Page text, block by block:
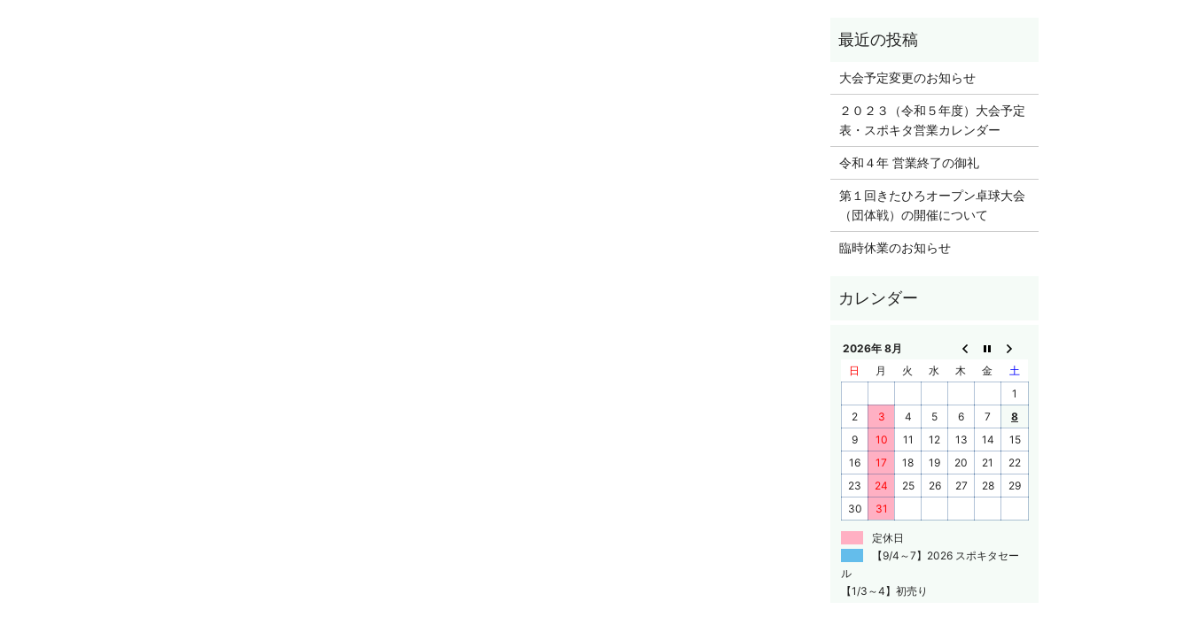
大会予定変更のお知らせ
２０２３（令和５年度）大会予定
表・スポキタ営業カレンダー
令和４年 営業終了の御礼
第１回きたひろオープン卓球大会
（団体戦）の開催について
臨時休業のお知らせ
2026年 8月
日
月 火 水 木 金
土
1
2
3 4 5 6 7
8
9
10 11 12 13 14
15
16
17 18 19 20 21
22
23
24 25 26 27 28
29
30
31
定休日
【9/4～7】2026 スポキタセー
ル
【1/3～4】初売り